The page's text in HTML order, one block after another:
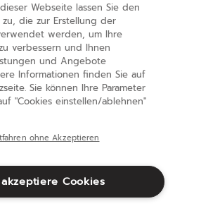
Webseite lassen Sie den
zu, die zur Erstellung der
werden, um Ihre
verbessern und Ihnen
und Angebote
Informationen finden Sie auf
Sie können Ihre Parameter
"Cookies einstellen/ablehnen"
ohne Akzeptieren
Cookies